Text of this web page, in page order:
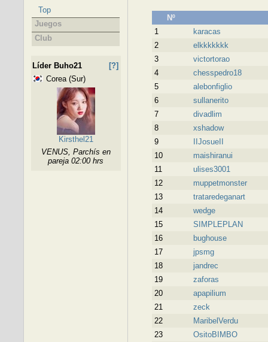
Top
Juegos
Club
Líder Buho21
[?]
Corea (Sur)
Kirsthel21
VENUS, Parchís en
pareja 02:00 hrs
Nº
1
karacas
2
elkkkkkkk
3
victortorao
4
chesspedro18
5
alebonfiglio
6
sullanerito
7
divadlim
8
xshadow
9
IIJosueII
10
maishiranui
11
ulises3001
12
muppetmonster
13
trataredeganart
14
wedge
15
SIMPLEPLAN
16
bughouse
17
jpsmg
18
jandrec
19
zaforas
20
apapilium
21
zeck
22
MaribelVerdu
23
OsitoBIMBO